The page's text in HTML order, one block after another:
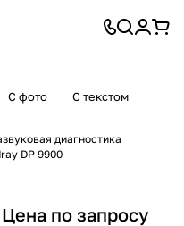
С фото С текстом
диагностика
DP 9900
Цена по запросу